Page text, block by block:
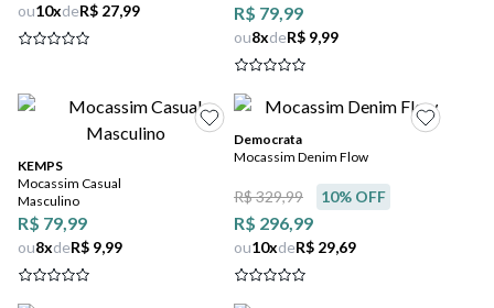
ou10xdeR$ 27,99 R$ 79,99
ou8xdeR$ 9,99
KEMPS
Mocassim Casual
Masculino
R$ 79,99
ou8xdeR$ 9,99
Democrata
Mocassim Denim Flow
R$ 296,99
R$ 329,99 10% OFF
ou10xdeR$ 29,69